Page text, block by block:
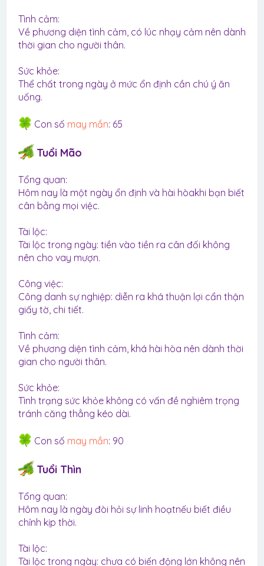
Tình cảm:
Về phương diện tình cảm, có lúc nhạy cảm nên dành
thời gian cho người thân.
Sức khỏe:
Thể chất trong ngày ở mức ổn định cần chú ý ăn
uống.
Con số may mắn: 65
Tuổi Mão
Tổng quan:
Hôm nay là một ngày ổn định và hài hòakhi bạn biết
cân bằng mọi việc.
Tài lộc:
Tài lộc trong ngày: tiền vào tiền ra cân đối không
nên cho vay mượn.
Công việc:
Công danh sự nghiệp: diễn ra khá thuận lợi cẩn thận
giấy tờ, chi tiết.
Tình cảm:
Về phương diện tình cảm, khá hài hòa nên dành thời
gian cho người thân.
Sức khỏe:
Tình trạng sức khỏe không có vấn đề nghiêm trọng
tránh căng thẳng kéo dài.
Con số may mắn: 90
Tuổi Thìn
Tổng quan:
Hôm nay là ngày đòi hỏi sự linh hoạtnếu biết điều
chỉnh kịp thời.
Tài lộc:
Tài lộc trong ngày: chưa có biến động lớn không nên